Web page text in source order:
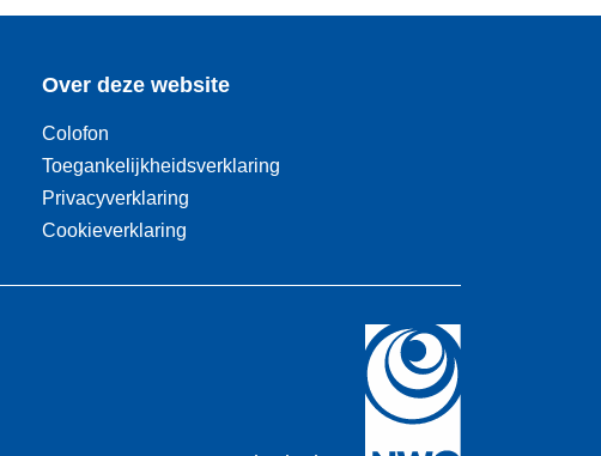
Over deze website
Colofon
Toegankelijkheidsverklaring
Privacyverklaring
Cookieverklaring